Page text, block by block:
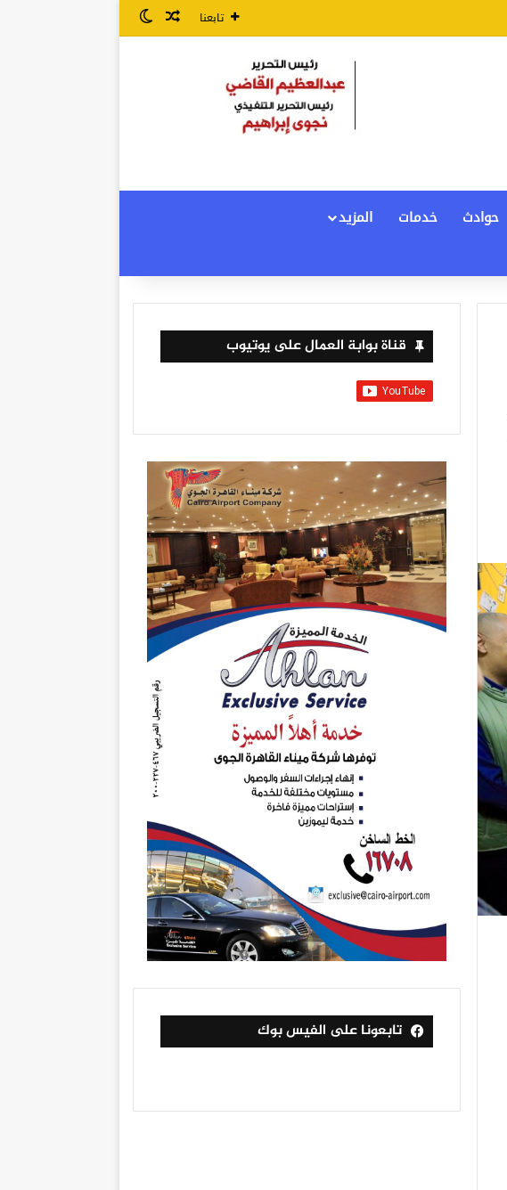
تابعنا مقال عشوائي
الوضع المظلم
حوادث خدمات
المزيد
قناة بوابة العمال على يوتيوب
تابعونا على الفيس بوك